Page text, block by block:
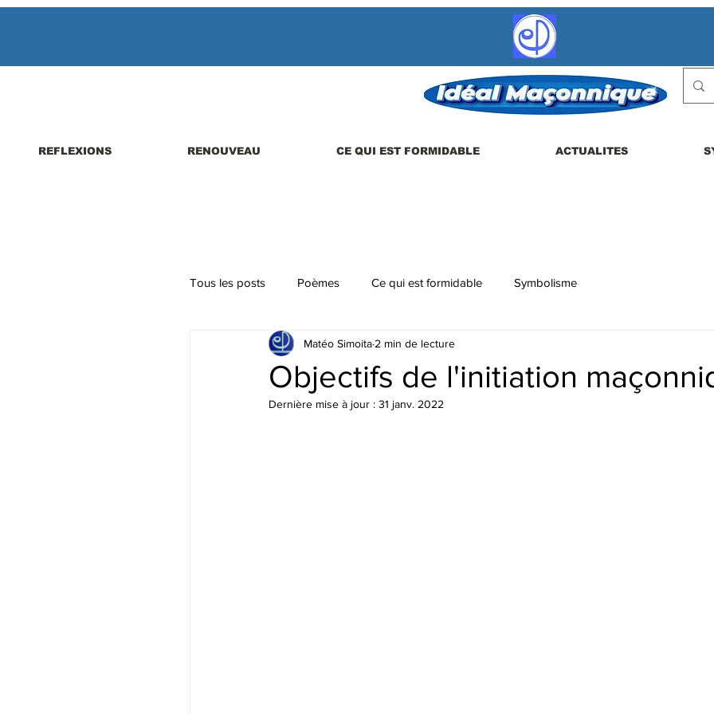
REFLEXIONS RENOUVEAU CE QUI EST FORMIDABLE ACTUALITES
Tous les posts Poèmes Ce qui est formidable Symbolisme
Parutions de livres, revues, etc. La vie en loge
Objectifs de l'initiation
Matéo Simoita 2 min de lecture
Dernière mise à jour : 31 janv. 2022